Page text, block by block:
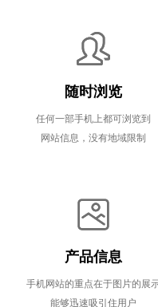
随时浏览
任何一部手机上都可浏览到
网站信息，没有地域限制
产品信息
手机网站的重点在于图片的展
能够迅速吸引住用户